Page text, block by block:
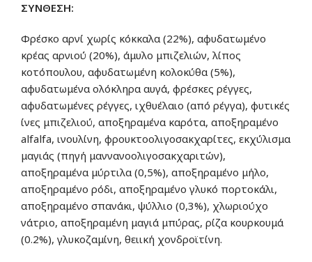
ΣΥΝΘΕΣΗ:
Φρέσκο αρνί χωρίς κόκκαλα (22%), αφυδατωμένο
κρέας αρνιού (20%), άμυλο μπιζελιών, λίπoς
κοτόπουλου, αφυδατωμένη κολοκύθα (5%),
αφυδατωμένα ολόκληρα αυγά, φρέσκες ρέγγες,
αφυδατωμένες ρέγγες, ιχθυέλαιο (από ρέγγα), φυτικές
ίνες μπιζελιού, αποξηραμένα καρότα, αποξηραμένο
alfalfa, ινουλίνη, φρουκτοολιγοσακχαρίτες, εκχύλισμα
μαγιάς (πηγή μαννανοολιγοσακχαριτών),
αποξηραμένα μύρτιλα (0,5%), αποξηραμένο μήλο,
αποξηραμένο ρόδι, αποξηραμένο γλυκό πορτοκάλι,
αποξηραμένο σπανάκι, ψύλλιο (0,3%), χλωριούχο
νάτριο, αποξηραμένη μαγιά μπύρας, ρίζα κουρκουμά
(0.2%), γλυκοζαμίνη, θειική χονδροϊτίνη.